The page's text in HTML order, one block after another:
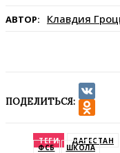
АВТОР: Клавдия
ПОДЕЛИТЬСЯ:
VK
ТЕГИ ДАГЕСТАН
ФСБ ШКОЛА